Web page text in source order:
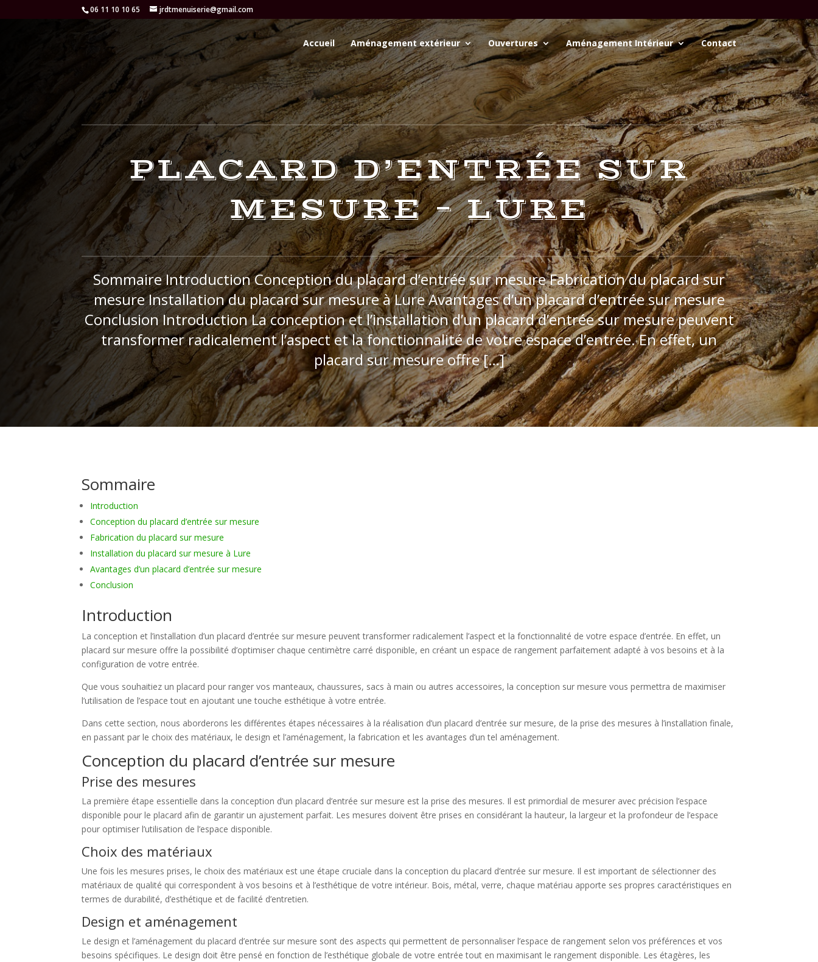
06 11 10 10 65 jrdtmenuiserie@gmail.com
Accueil Aménagement extérieur Ouvertures Aménagement Intérieur Contact
PLACARD D’ENTRÉE SUR
MESURE – LURE
Sommaire Introduction Conception du placard d’entrée sur mesure Fabrication du placard sur
mesure Installation du placard sur mesure à Lure Avantages d’un placard d’entrée sur mesure
Conclusion Introduction La conception et l’installation d’un placard d’entrée sur mesure peuvent
transformer radicalement l’aspect et la fonctionnalité de votre espace d’entrée. En effet, un
placard sur mesure offre […]
Sommaire
Introduction
Conception du placard d’entrée sur mesure
Fabrication du placard sur mesure
Installation du placard sur mesure à Lure
Avantages d’un placard d’entrée sur mesure
Conclusion
Introduction
La conception et l’installation d’un placard d’entrée sur mesure peuvent transformer radicalement l’aspect et la fonctionnalité de votre espace d’entrée. En effet, un
placard sur mesure offre la possibilité d’optimiser chaque centimètre carré disponible, en créant un espace de rangement parfaitement adapté à vos besoins et à la
configuration de votre entrée.
Que vous souhaitiez un placard pour ranger vos manteaux, chaussures, sacs à main ou autres accessoires, la conception sur mesure vous permettra de maximiser
l’utilisation de l’espace tout en ajoutant une touche esthétique à votre entrée.
Dans cette section, nous aborderons les différentes étapes nécessaires à la réalisation d’un placard d’entrée sur mesure, de la prise des mesures à l’installation finale,
en passant par le choix des matériaux, le design et l’aménagement, la fabrication et les avantages d’un tel aménagement.
Conception du placard d’entrée sur mesure
Prise des mesures
La première étape essentielle dans la conception d’un placard d’entrée sur mesure est la prise des mesures. Il est primordial de mesurer avec précision l’espace
disponible pour le placard afin de garantir un ajustement parfait. Les mesures doivent être prises en considérant la hauteur, la largeur et la profondeur de l’espace
pour optimiser l’utilisation de l’espace disponible.
Choix des matériaux
Une fois les mesures prises, le choix des matériaux est une étape cruciale dans la conception du placard d’entrée sur mesure. Il est important de sélectionner des
matériaux de qualité qui correspondent à vos besoins et à l’esthétique de votre intérieur. Bois, métal, verre, chaque matériau apporte ses propres caractéristiques en
termes de durabilité, d’esthétique et de facilité d’entretien.
Design et aménagement
Le design et l’aménagement du placard d’entrée sur mesure sont des aspects qui permettent de personnaliser l’espace de rangement selon vos préférences et vos
besoins spécifiques. Le design doit être pensé en fonction de l’esthétique globale de votre entrée tout en maximisant le rangement disponible. Les étagères, les